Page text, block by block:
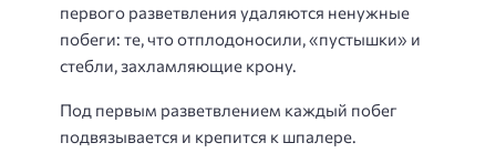
первого разветвления удаляются ненужные
побеги: те, что отплодоносили, «пустышки» и
стебли, захламляющие крону.
Под первым разветвлением каждый побег
подвязывается и крепится к шпалере.